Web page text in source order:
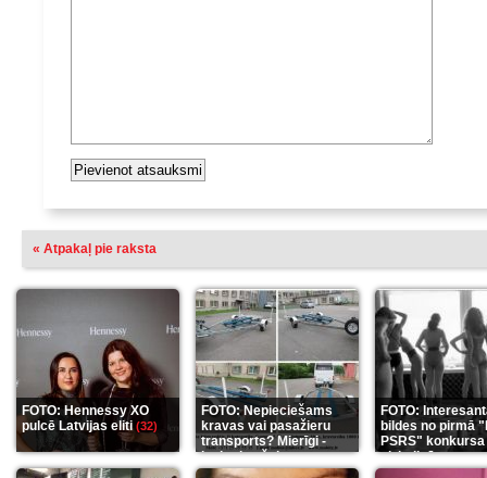
« Atpakaļ pie raksta
FOTO: Hennessy XO
pulcē Latvijas eliti(32)
FOTO: Nepieciešams
kravas vai pasažieru
transports? Mierīgi -
ieskaties šeit(35)
FOTO:
bildes no pirmā
PSRS" konkursa
aizkulisēm(12)